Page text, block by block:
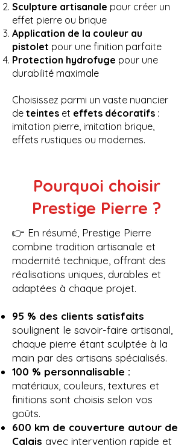
Sculpture artisanale pour créer un
effet pierre ou brique
Application de la couleur au
pistolet pour une finition parfaite
Protection hydrofuge pour une
durabilité maximale
Choisissez parmi un vaste nuancier
de teintes et effets décoratifs :
imitation pierre, imitation brique,
effets rustiques ou modernes.
Pourquoi choisir
Prestige Pierre ?
👉 En résumé, Prestige Pierre
combine tradition artisanale et
modernité technique, offrant des
réalisations uniques, durables et
adaptées à chaque projet.
95 % des clients satisfaits
soulignent le savoir-faire artisanal,
chaque pierre étant sculptée à la
main par des artisans spécialisés.
100 % personnalisable :
matériaux, couleurs, textures et
finitions sont choisis selon vos
goûts.
600 km de couverture autour de
Calais avec intervention rapide et